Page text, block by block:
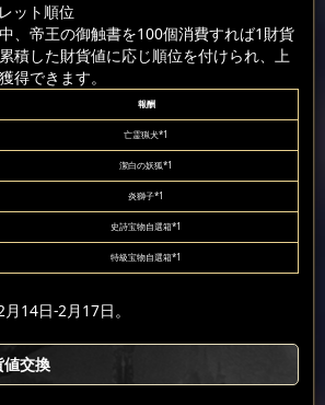
ット順位
、帝王の御触書を100個消費すれば1財貨
積した財貨値に応じ順位を付けられ、上
得できます。
報酬
亡霊猟犬*1
潔白の妖狐*1
炎獅子*1
史詩宝物自選箱*1
特級宝物自選箱*1
14日-2月17日。
交換